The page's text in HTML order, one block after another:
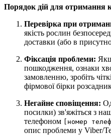
Порядок дій для отримання
Перевірка при
якість рослин
доставки (або в
Фіксація проблеми:
пошкодження, ознаки
замовленню, зробіть
фірмової бірки
Негайне сповіщення:
посилки) зв'яжіться з
телефоном
[номер
опис проблеми у Viber/